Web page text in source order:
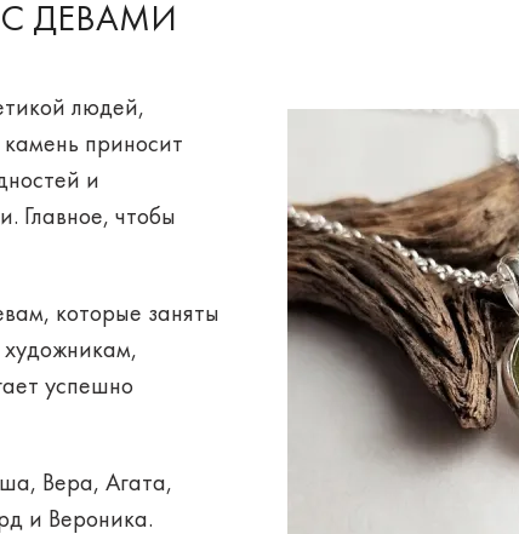
ДЕВАМИ
людей,
приносит
и
Главное, чтобы
которые заняты
успешно
Вера, Агата,
и Вероника.